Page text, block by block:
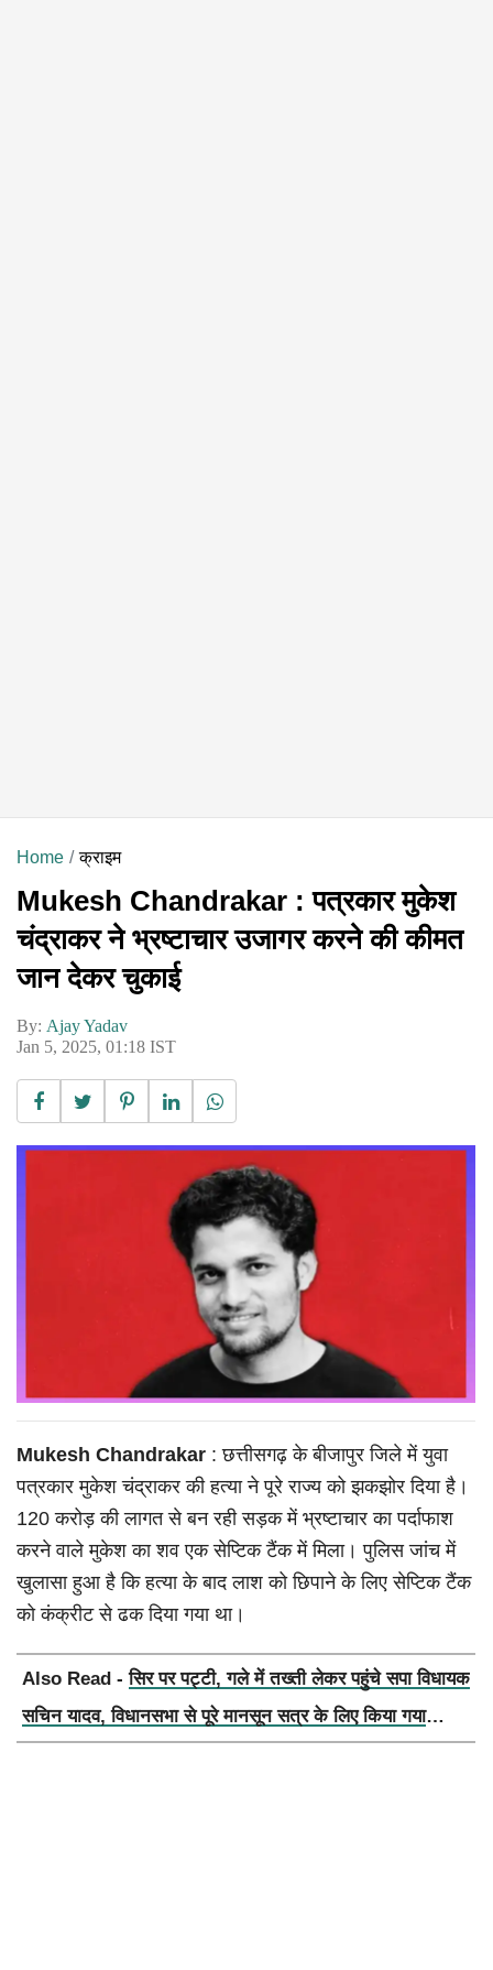
Home क्राइम
Mukesh Chandrakar : पत्रकार मुकेश
चंद्राकर ने भ्रष्टाचार उजागर करने की कीमत
जान देकर चुकाई
By: Ajay Yadav
Jan 5, 2025, 01:18 IST
Mukesh Chandrakar : छत्तीसगढ़ के बीजापुर जिले में युवा
पत्रकार मुकेश चंद्राकर की हत्या ने पूरे राज्य को झकझोर दिया है।
120 करोड़ की लागत से बन रही सड़क में भ्रष्टाचार का पर्दाफाश
करने वाले मुकेश का शव एक सेप्टिक टैंक में मिला। पुलिस जांच में
खुलासा हुआ है कि हत्या के बाद लाश को छिपाने के लिए सेप्टिक टैंक
को कंक्रीट से ढक दिया गया था।
Also Read -सिर पर पट्टी, गले में तख्ती लेकर पहुंचे सपा विधायक
सचिन यादव, विधानसभा से पूरे मानसून सत्र के लिए किया गया